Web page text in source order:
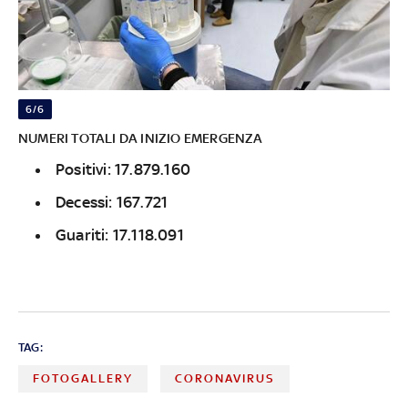
6/6
NUMERI TOTALI DA INIZIO EMERGENZA
Positivi: 17.879.160
Decessi: 167.721
Guariti: 17.118.091
TAG:
FOTOGALLERY CORONAVIRUS